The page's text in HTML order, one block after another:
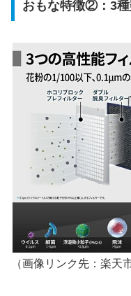
おもな特徴②：3
（画像リンク先：楽天